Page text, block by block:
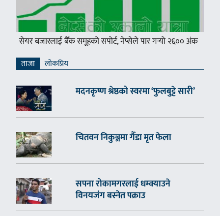
सेयर बजारलाई बैँक समूहको सपोर्ट, नेप्सेले पार गर्‍यो २६०० अंक
ताजा लाेकप्रिय
मदनकृष्ण श्रेष्ठको स्वरमा ‘फुलबुट्टे सारी’
चितवन निकुञ्जमा गैँडा मृत फेला
सपना रोकामगरलाई धम्क्याउने
विनयजंग बस्नेत पक्राउ